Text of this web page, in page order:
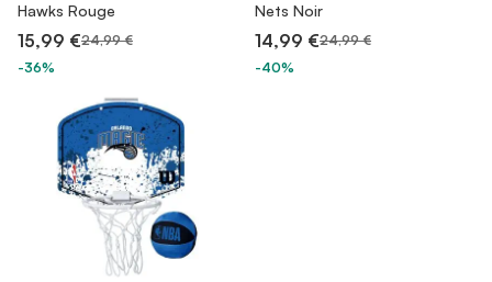
Hawks Rouge
15,99 €24,99 €
-36%
Nets Noir
14,99 €24,99 €
-40%